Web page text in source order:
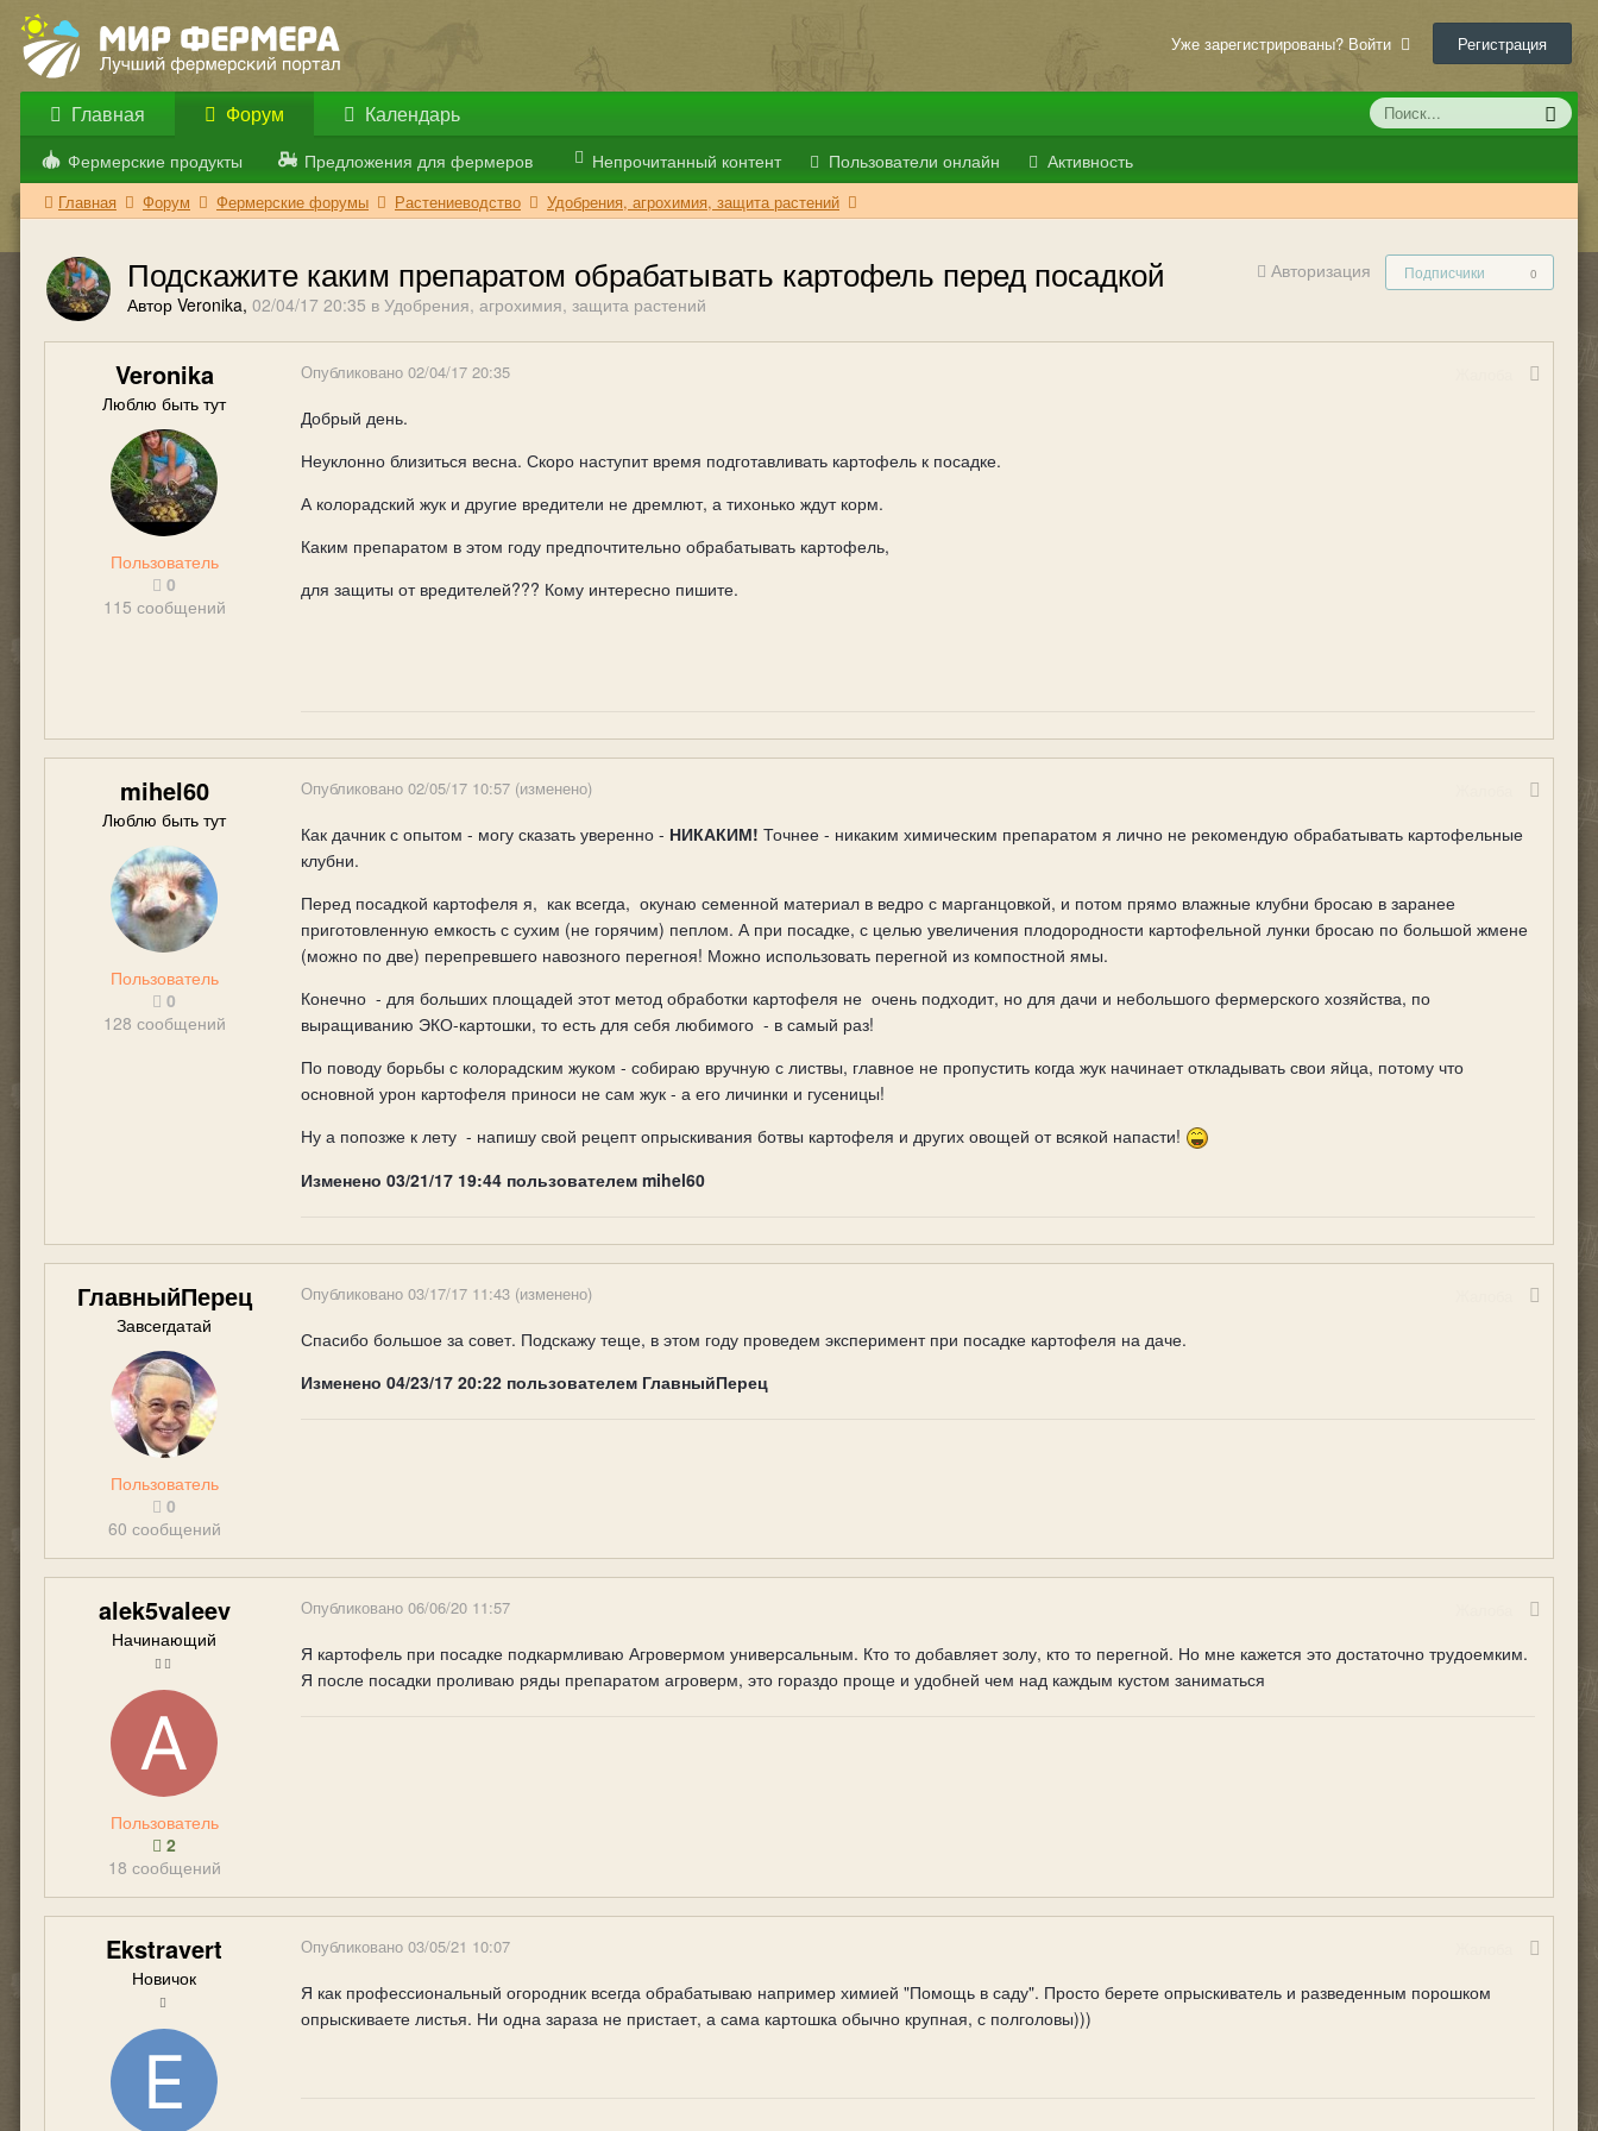
Уже зарегистрированы? Войти Регистрация
Главная Форум
Фермерские продукты Предложения для фермеров Непрочитанный контент Пользователи онлайн Активность
Календарь
Главная Форум Фермерские форумы Растениеводство Удобрения, агрохимия, защита растений
Авторизация Подписчики 0
Подскажите каким препаратом обрабатывать картофель перед посадкой
Автор Veronika, 02/04/17 20:35 в Удобрения, агрохимия, защита растений
Veronika
Люблю быть тут
Пользователь
0
115 сообщений
Опубликовано 02/04/17 20:35
Добрый день.
Неуклонно близиться весна. Скоро наступит время подготавливать картофель к посадке.
А колорадский жук и другие вредители не дремлют, а тихонько ждут корм.
Каким препаратом в этом году предпочтительно обрабатывать картофель,
для защиты от вредителей??? Кому интересно пишите.
mihel60
Люблю быть тут
Пользователь
0
128 сообщений
Опубликовано 02/05/17 10:57 (изменено)
Как дачник с опытом - могу сказать уверенно - НИКАКИМ! Точнее - никаким химическим препаратом я лично не рекомендую обрабатывать картофельные
клубни.
Перед посадкой картофеля я, как всегда, окунаю семенной материал в ведро с марганцовкой, и потом прямо влажные клубни бросаю в заранее
приготовленную емкость с сухим (не горячим) пеплом. А при посадке, с целью увеличения плодородности картофельной лунки бросаю по большой жмене
(можно по две) перепревшего навозного перегноя! Можно использовать перегной из компостной ямы.
Конечно - для больших площадей этот метод обработки картофеля не очень подходит, но для дачи и небольшого фермерского хозяйства, по
выращиванию ЭКО-картошки, то есть для себя любимого - в самый раз!
По поводу борьбы с колорадским жуком - собираю вручную с листвы, главное не пропустить когда жук начинает откладывать свои яйца, потому что
основной урон картофеля приноси не сам жук - а его личинки и гусеницы!
Ну а попозже к лету - напишу свой рецепт опрыскивания ботвы картофеля и других овощей от всякой напасти!
Изменено 03/21/17 19:44 пользователем mihel60
ГлавныйПерец
Завсегдатай
Пользователь
0
60 сообщений
Опубликовано 03/17/17 11:43 (изменено)
Спасибо большое за совет. Подскажу теще, в этом году проведем эксперимент при посадке картофеля на даче.
Изменено 04/23/17 20:22 пользователем ГлавныйПерец
alek5valeev
Начинающий
Пользователь
2
18 сообщений
Опубликовано 06/06/20 11:57
Я картофель при посадке подкармливаю Агровермом универсальным. Кто то добавляет золу, кто то перегной. Но мне кажется это достаточно трудоемким.
Я после посадки проливаю ряды препаратом агроверм, это гораздо проще и удобней чем над каждым кустом заниматься
Ekstravert
Новичок
Опубликовано 03/05/21 10:07
Я как профессиональный огородник всегда обрабатываю например химией "Помощь в саду". Просто берете опрыскиватель и разведенным порошком
опрыскиваете листья. Ни одна зараза не пристает, а сама картошка обычно крупная, с полголовы)))